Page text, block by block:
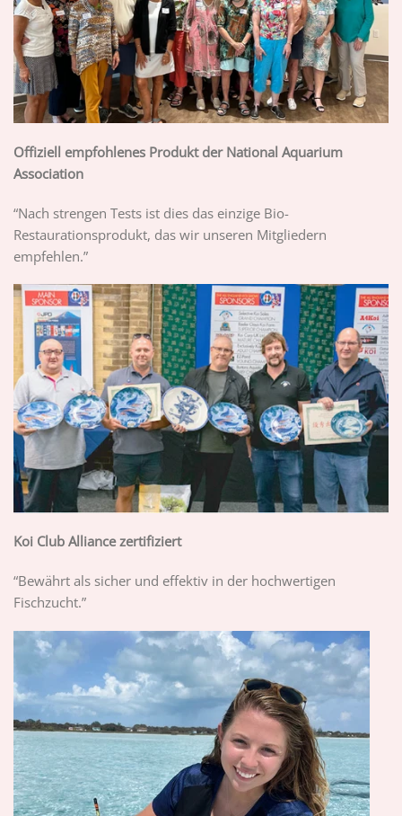
Offiziell empfohlenes Produkt der National Aquarium
Association
“Nach strengen Tests ist dies das einzige Bio-
Restaurationsprodukt, das wir unseren Mitgliedern
empfehlen.”
Koi Club Alliance zertifiziert
“Bewährt als sicher und effektiv in der hochwertigen
Fischzucht.”